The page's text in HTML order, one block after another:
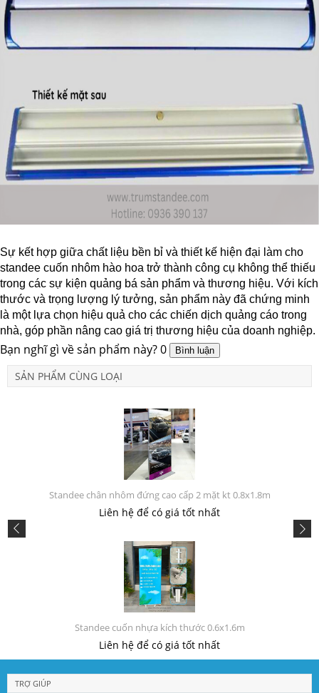
Sự kết hợp giữa chất liệu bền bỉ và thiết kế hiện đại làm cho
standee cuốn nhôm hào hoa trở thành công cụ không thể thiếu
trong các sự kiện quảng bá sản phẩm và thương hiệu. Với kích
thước và trọng lượng lý tưởng, sản phẩm này đã chứng minh
là một lựa chọn hiệu quả cho các chiến dịch quảng cáo trong
nhà, góp phần nâng cao giá trị thương hiệu của doanh nghiệp.
Bạn nghĩ gì về sản phẩm này?0
SẢN PHẨM CÙNG LOẠI
Standee chân nhôm đứng cao cấp 2 mặt kt 0.8x1.8m
Liên hệ để có giá tốt nhất
Standee cuốn nhựa kích thước 0.6x1.6m
Liên hệ để có giá tốt nhất
TRỢ GIÚP